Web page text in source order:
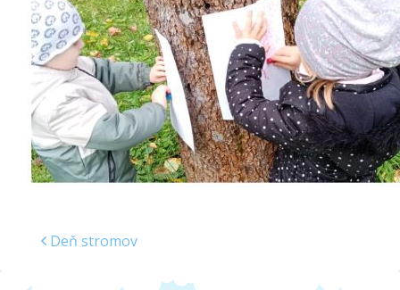
Ochrana osobných
údajov – GDPR
Vzdelávanie
zamestnancov
Deň stromov